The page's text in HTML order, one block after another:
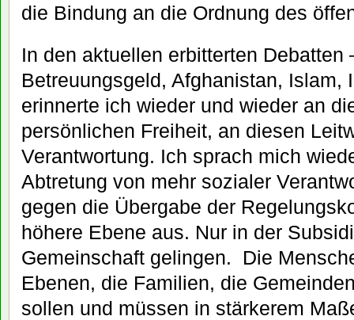
die Bindung an die Ordnung des
In den aktuellen erbitterten Debatten
Betreuungsgeld, Afghanistan, Islam,
erinnerte ich wieder und wieder an
persönlichen Freiheit, an diesen
Verantwortung. Ich sprach mich
Abtretung von mehr sozialer
gegen die Übergabe der
höhere Ebene aus. Nur in der
Gemeinschaft gelingen. Die
Ebenen, die Familien, die
sollen und müssen in stärkerem